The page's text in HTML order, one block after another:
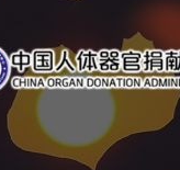
器官捐献
品牌官网 网站